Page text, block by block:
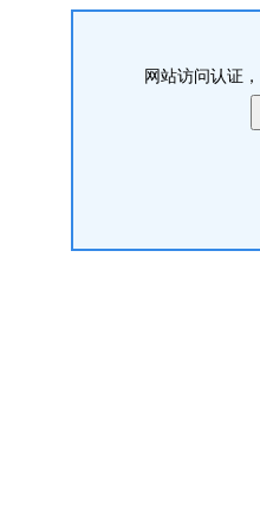
网站访问认证